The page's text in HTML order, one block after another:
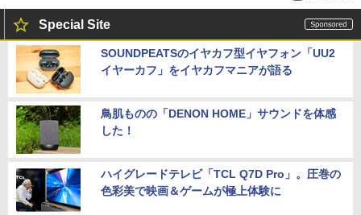
Special Site
SOUNDPEATSのイヤカフ型イヤフォン「UU2
イヤーカフ」をイヤカフマニアが語る
鳥肌ものの「DENON HOME」サウンドを体感
した！
ハイグレードテレビ「TCL Q7D Pro」。圧巻の
色彩美で映画＆ゲームが極上体験に